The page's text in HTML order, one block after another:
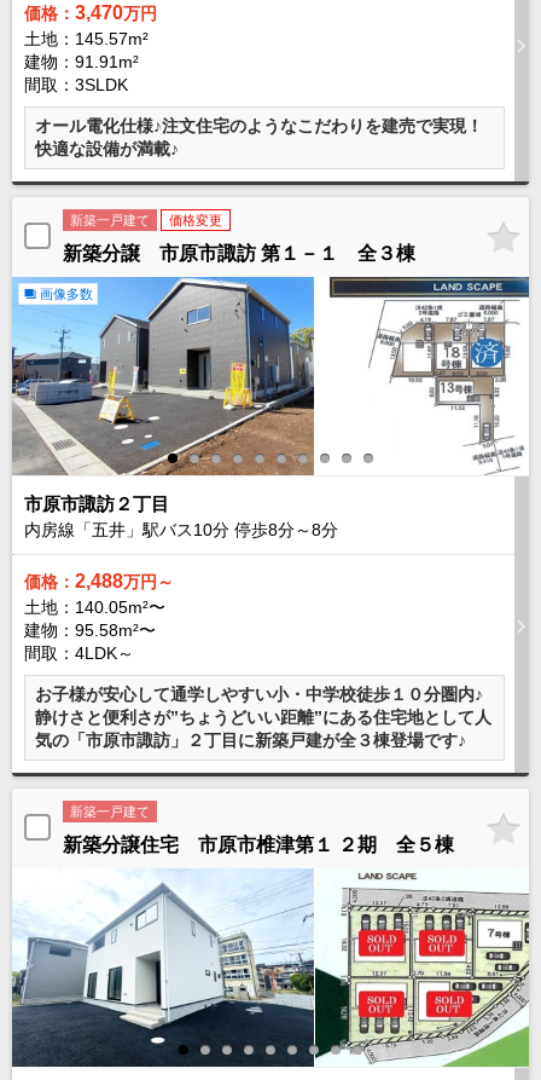
価格： 3,470万円
土地：145.57m²
建物：91.91m²
間取：3SLDK
オール電化仕様♪注文住宅のようなこだわりを建売で実現！
快適な設備が満載♪
新築一戸建て 価格変更
新築分譲 市原市諏訪 第１－１ 全３棟
画像多数
市原市諏訪２丁目
内房線「五井」駅バス10分 停歩8分～8分
価格： 2,488万円～
土地：140.05m²〜
建物：95.58m²〜
間取：4LDK～
お子様が安心して通学しやすい小・中学校徒歩１０分圏内♪
静けさと便利さが”ちょうどいい距離”にある住宅地として人
気の「市原市諏訪」２丁目に新築戸建が全３棟登場です♪
新築一戸建て
新築分譲住宅 市原市椎津第１ ２期 全５棟
船橋･市川･浦安方面エリア
船橋･市川･浦安方面エリアの新築一戸建
船橋･市川･浦安方面エリアの中古一戸建
船橋･市川･浦安方面エリアのマンション
船橋･市川･浦安方面エリアの土地
千葉市エリア
千葉市エリアの新築一戸建
千葉市エリアのマンション
千葉市エリアの土地
外房エリア
外房エリアの新築一戸建
外房エリアの中古一戸建
外房エリアのマンション
外房エリアの土地
内房エリア
内房エリアの新築一戸建
内房エリアの中古一戸建
内房エリアのマンション
内房エリアの土地
東京全域エリア
東京全域エリアの新築一戸建
東京全域エリアの中古一戸建
東京全域エリアのマンション
東京全域エリアの土地
神奈川全域エリア
神奈川全域エリアの新築一戸建
神奈川全域エリアの中古一戸建
神奈川全域エリアの土地
沖縄全域エリア
沖縄全域エリアの中古一戸建
沖縄全域エリアのマンション
沖縄全域エリアの土地